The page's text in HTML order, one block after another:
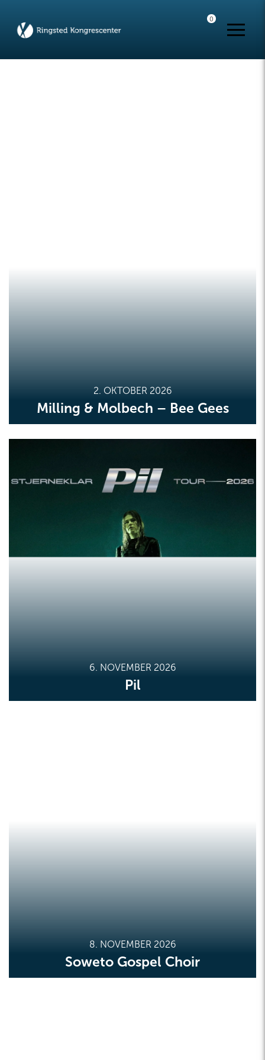
0
2. OKTOBER 2026
Milling & Molbech – Bee Gees
6. NOVEMBER 2026
Pil
8. NOVEMBER 2026
Soweto Gospel Choir